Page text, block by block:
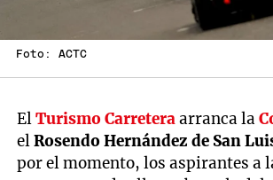
Foto: ACTC
ElTurismo Carreteraarranca la
elRosendo Hernández de San
por el momento, los aspirantes a